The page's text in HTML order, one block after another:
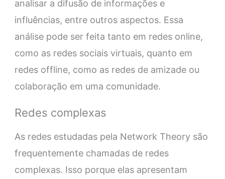
analisar a difusão de informações e
influências, entre outros aspectos. Essa
análise pode ser feita tanto em redes online,
como as redes sociais virtuais, quanto em
redes offline, como as redes de amizade ou
colaboração em uma comunidade.
Redes complexas
As redes estudadas pela Network Theory são
frequentemente chamadas de redes
complexas. Isso porque elas apresentam